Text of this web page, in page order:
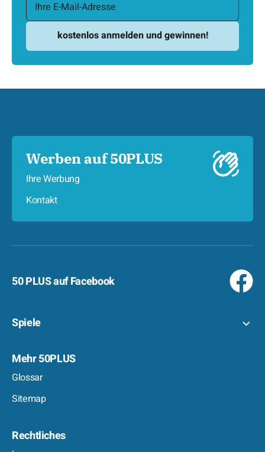
Werben auf 50PLUS
Ihre Werbung
Kontakt
50 PLUS auf Facebook
Spiele
Mehr 50PLUS
Glossar
Sitemap
Rechtliches